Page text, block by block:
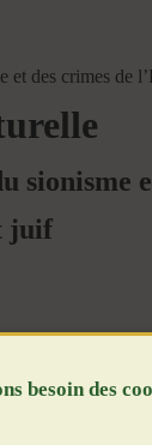
et des crimes de
sionisme
juif